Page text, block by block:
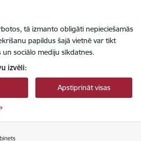
tā izmanto obligāti nepieciešamās
papildus šajā vietnē var tikt
sociālo mediju sīkdatnes.
izvēli:
Apstiprināt visas